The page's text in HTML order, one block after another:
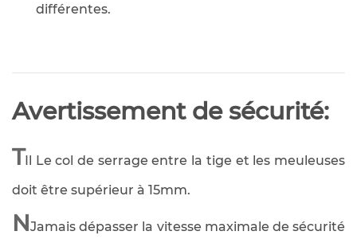
différentes.
Avertissement de sécurité:
TIl Le col de serrage entre la tige et les meuleuses
doit être supérieur à 15mm.
NJamais dépasser la vitesse maximale de sécurité